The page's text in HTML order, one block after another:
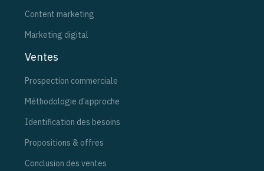
Content marketing
Marketing digital
Ventes
Prospection commerciale
Méthodologie d’approche
Identification des besoins
Propositions & offres
Conclusion des ventes